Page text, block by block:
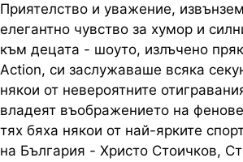
Приятелство и уважение,
елегантно чувство за хумор и
към децата - шоуто, излъчено
Action, си заслужаваше всяка
някои от невероятните
владеят въображението на
тях бяха някои от най-ярките
на България - Христо Стоичков,